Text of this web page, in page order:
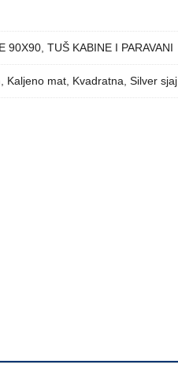
90X90, TUŠ KABINE I PARAVANI
Kaljeno mat, Kvadratna Silver sjaj